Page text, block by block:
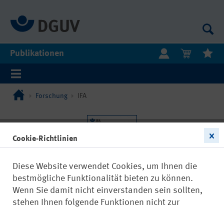
Publikationen
Forschung IFA
Cookie-Richtlinien
Diese Website verwendet Cookies, um Ihnen die
bestmögliche Funktionalität bieten zu können.
Wenn Sie damit nicht einverstanden sein sollten,
stehen Ihnen folgende Funktionen nicht zur